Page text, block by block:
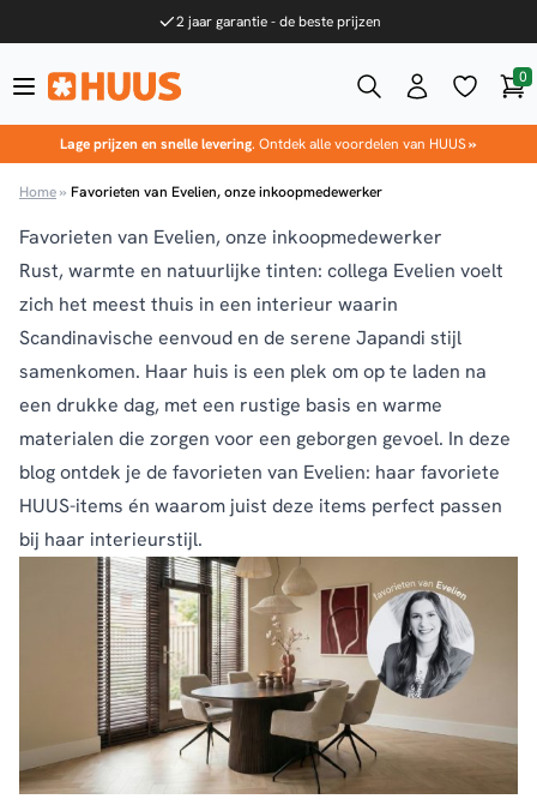
2 jaar garantie - de beste prijzen
0
Lage prijzen en snelle levering. Ontdek alle voordelen van HUUS»
Home» Favorieten van Evelien, onze inkoopmedewerker
Favorieten van Evelien, onze inkoopmedewerker
Rust, warmte en natuurlijke tinten: collega Evelien voelt
zich het meest thuis in een interieur waarin
Scandinavische eenvoud en de serene Japandi stijl
samenkomen. Haar huis is een plek om op te laden na
een drukke dag, met een rustige basis en warme
materialen die zorgen voor een geborgen gevoel. In deze
blog ontdek je de favorieten van Evelien: haar favoriete
HUUS-items én waarom juist deze items perfect passen
bij haar interieurstijl.